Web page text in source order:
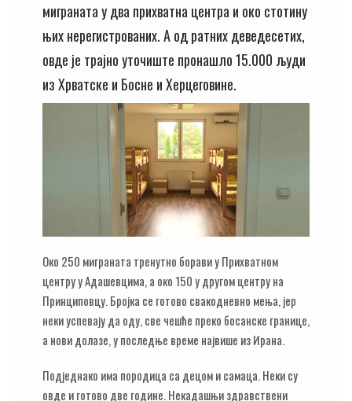
миграната у два прихватна центра и око стотину
њих нерегистрованих. А од ратних деведесетих,
овде је трајно уточиште пронашло 15.000 људи
из Хрватске и Босне и Херцеговине.
Око 250 миграната тренутно борави у Прихватном
центру у Адашевцима, а око 150 у другом центру на
Принциповцу. Бројка се готово свакодневно мења, јер
неки успевају да оду, све чешће преко босанске границе,
а нови долазе, у последње време највише из Ирана.
Подједнако има породица са децом и самаца. Неки су
овде и готово две године. Некадашњи здравствени